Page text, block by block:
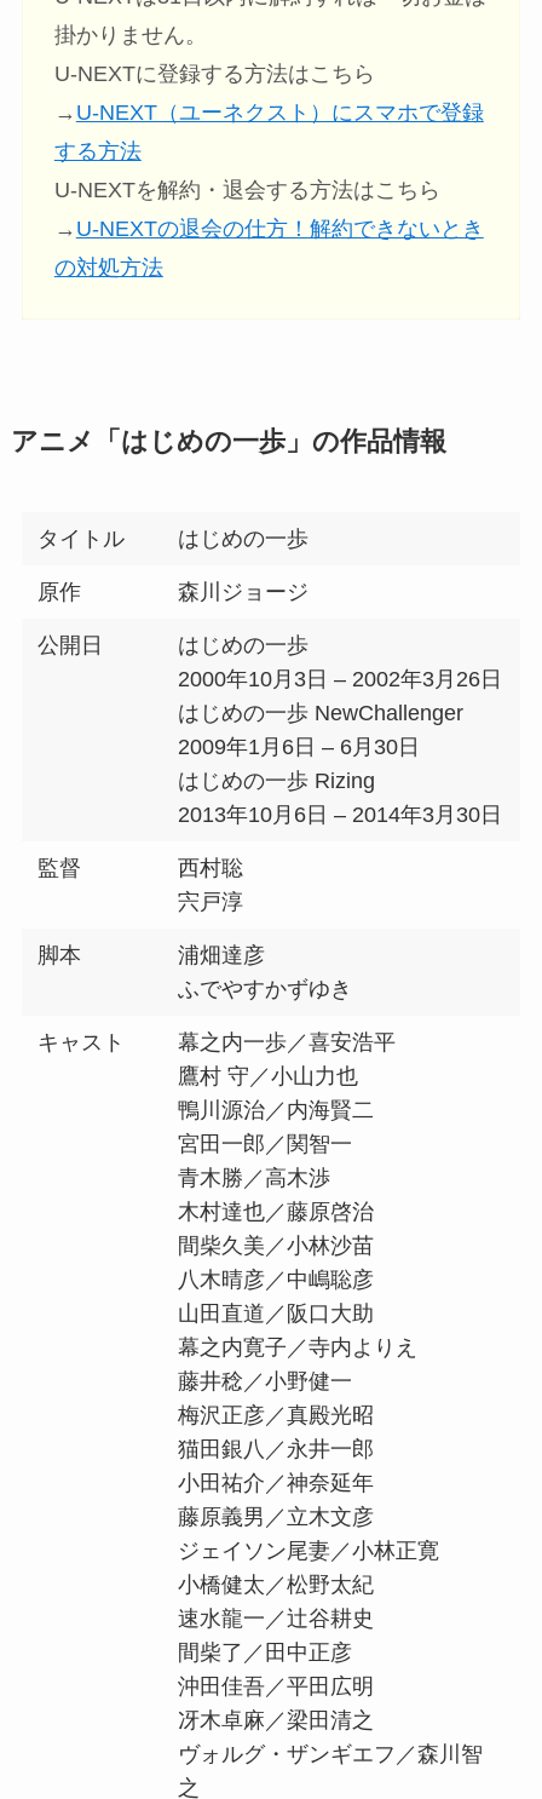
掛かりません。
U-NEXTに登録する方法はこちら
→ U-NEXT（ユーネクスト）にスマホで登録
する方法
U-NEXTを解約・退会する方法はこちら
→ U-NEXTの退会の仕方！解約できないとき
の対処方法
アニメ「はじめの一歩」の作品情報
タイトル はじめの一歩
原作 森川ジョージ
公開日
はじめの一歩
2000年10月3日 – 2002年3月26日
はじめの一歩 NewChallenger
2009年1月6日 – 6月30日
はじめの一歩 Rizing
2013年10月6日 – 2014年3月30日
監督
西村聡
宍戸淳
脚本
浦畑達彦
ふでやすかずゆき
キャスト
幕之内一歩／喜安浩平
鷹村 守／小山力也
鴨川源治／内海賢二
宮田一郎／関智一
青木勝／高木渉
木村達也／藤原啓治
間柴久美／小林沙苗
八木晴彦／中嶋聡彦
山田直道／阪口大助
幕之内寛子／寺内よりえ
藤井稔／小野健一
梅沢正彦／真殿光昭
猫田銀八／永井一郎
小田祐介／神奈延年
藤原義男／立木文彦
ジェイソン尾妻／小林正寛
小橋健太／松野太紀
速水龍一／辻谷耕史
間柴了／田中正彦
沖田佳吾／平田広明
冴木卓麻／梁田清之
ヴォルグ・ザンギエフ／森川智
之